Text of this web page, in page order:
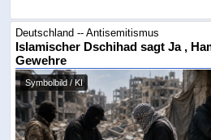
Deutschland -- Antisemitismus
Islamischer Dschihad sagt Ja ,
Gewehre
Symbolbild / KI